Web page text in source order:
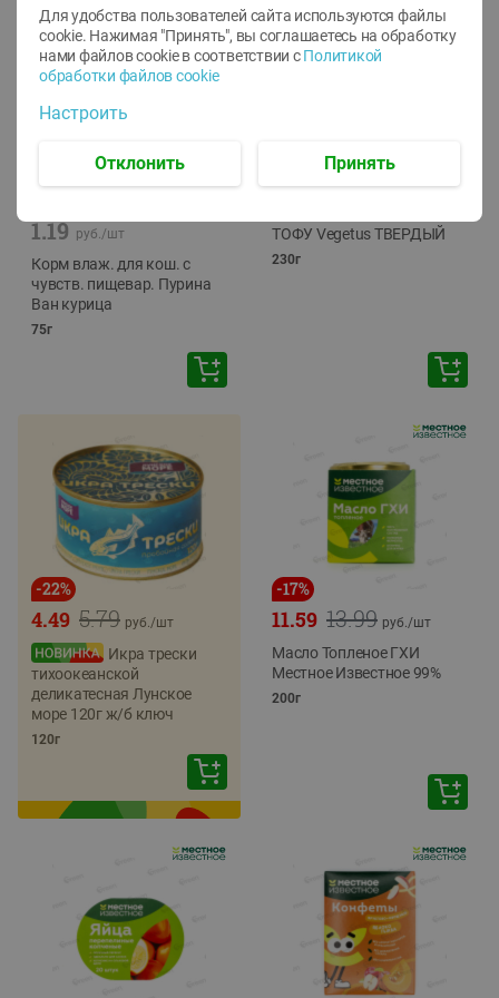
1.19 руб./шт
Корм влаж. для кош. с
чувств. пищевар. Пурина
Ван курица
75г
ТОФУ Vegetus ТВЕРДЫЙ
230г
-22%
5.79
4.49 руб./шт
Икра трески
тихоокеанской
деликатесная Лунское
море 120г ж/б ключ
120г
-17%
13.99
11.59 руб./шт
Масло Топленое ГХИ
Местное Известное 99%
200г
Для удобства пользователей сайта используются файлы
cookie. Нажимая "Принять", вы соглашаетесь на обработку
нами файлов cookie в соответствии с Политикой
обработки файлов cookie
Настроить
Отклонить Принять